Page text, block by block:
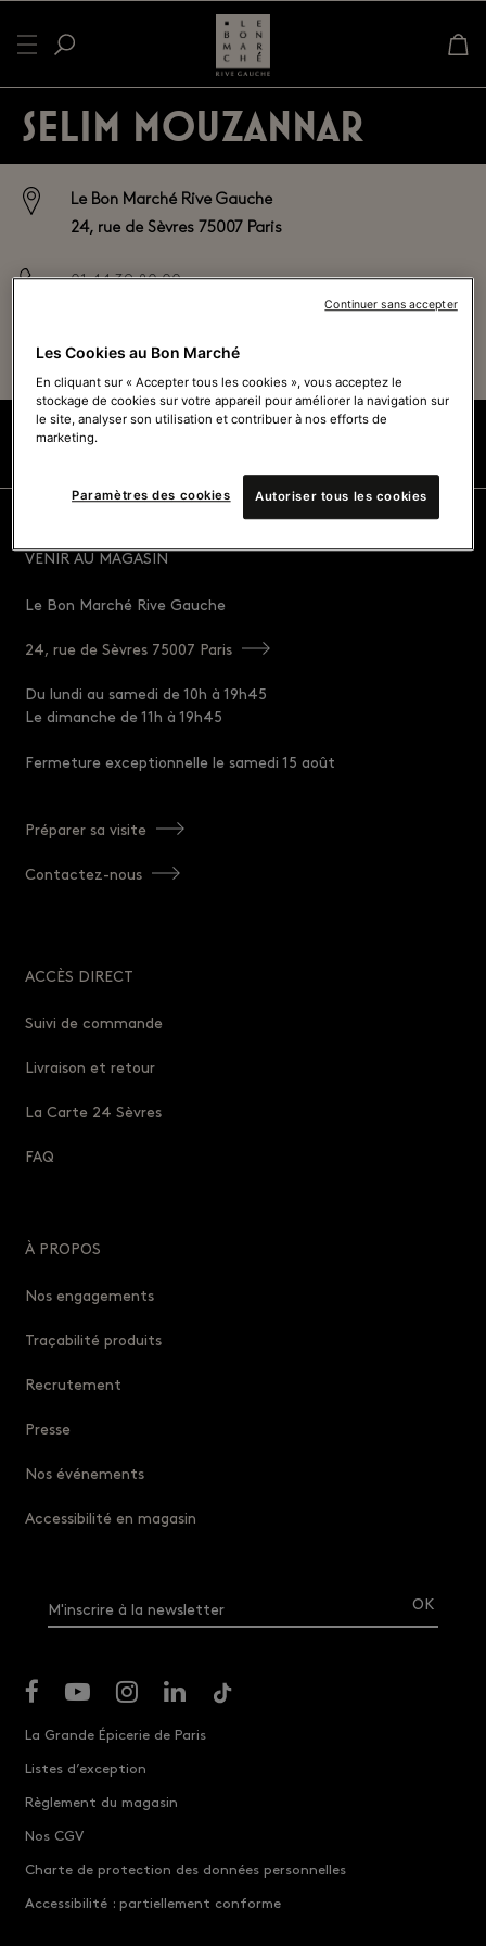
SELIM MOUZANNAR
Le Bon Marché Rive Gauche
24, rue de Sèvres 75007 Paris
01 44 39 80 00
Voir tous les horaires
VENIR AU MAGASIN
Le Bon Marché Rive Gauche
24, rue de Sèvres 75007 Paris
Du lundi au samedi de 10h à 19h45
Le dimanche de 11h à 19h45
Fermeture exceptionnelle le samedi 15 août
Préparer sa visite
Contactez-nous
ACCÈS DIRECT
Suivi de commande
Livraison et retour
La Carte 24 Sèvres
FAQ
À PROPOS
Nos engagements
Traçabilité produits
Recrutement
Presse
Nos événements
Accessibilité en magasin
M'inscrire à la newsletter
La Grande Épicerie de Paris
Listes d’exception
Règlement du magasin
Nos CGV
Charte de protection des données personnelles
Accessibilité : partiellement conforme
Les Cookies au Bon Marché
En cliquant sur « Accepter tous les cookies », vous acceptez le
stockage de cookies sur votre appareil pour améliorer la navigation sur
le site, analyser son utilisation et contribuer à nos efforts de
marketing.
Paramètres des cookies Autoriser tous les cookies
Continuer sans accepter